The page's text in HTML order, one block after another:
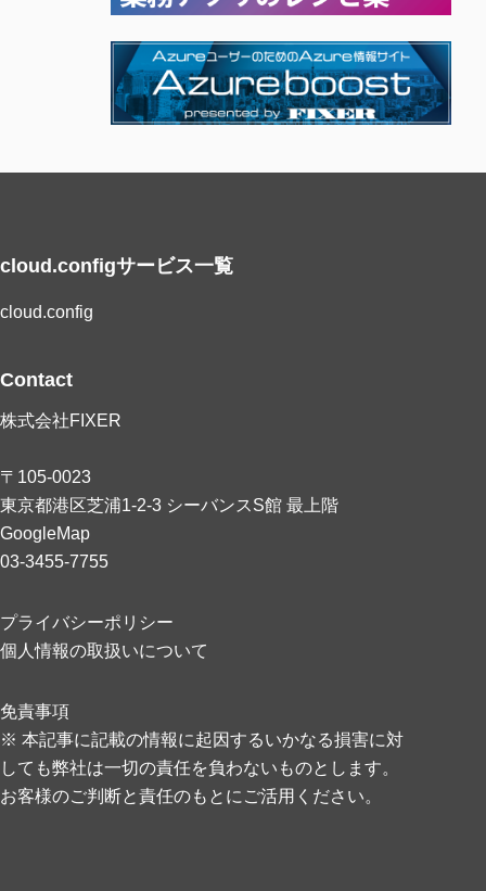
cloud.configサービス一覧
cloud.config
Contact
株式会社FIXER
〒105-0023
東京都港区芝浦1-2-3 シーバンスS館 最上階
GoogleMap
03-3455-7755
プライバシーポリシー
個人情報の取扱いについて
免責事項
※ 本記事に記載の情報に起因するいかなる損害に対
しても弊社は一切の責任を負わないものとします。
お客様のご判断と責任のもとにご活用ください。